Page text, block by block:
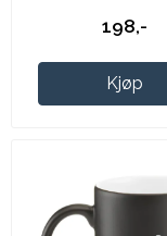
198,-
Kjøp